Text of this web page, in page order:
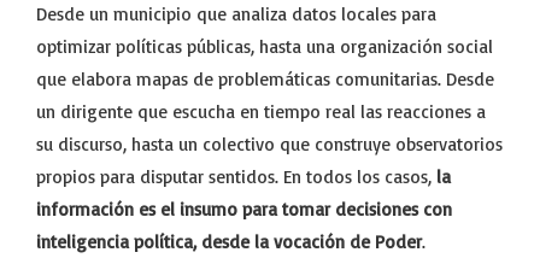
Desde un municipio que analiza datos locales para
optimizar políticas públicas, hasta una organización social
que elabora mapas de problemáticas comunitarias. Desde
un dirigente que escucha en tiempo real las reacciones a
su discurso, hasta un colectivo que construye observatorios
propios para disputar sentidos. En todos los casos, la
información es el insumo para tomar decisiones con
inteligencia política, desde la vocación de Poder.